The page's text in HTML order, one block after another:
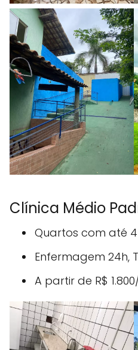
Clínica Médio
Quartos com até
Enfermagem 24h,
A partir de R$